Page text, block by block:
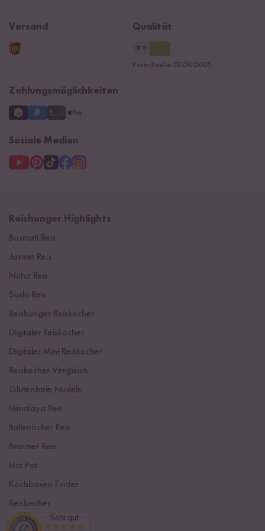
Kontaktformular
Navacopah
Reishunger Gutscheine
B2B
Datenschutzerklärung
Versand Qualität
Kontrollstelle: DE-ÖKO-005
Zahlungsmöglichkeiten
Soziale Medien
Reishunger Highlights
Basmati Reis
Jasmin Reis
Natur Reis
Sushi Reis
Reishunger Reiskocher
Digitaler Reiskocher
Digitaler Mini Reiskocher
Reiskocher Vergleich
Glutenfreie Nudeln
Himalaya Reis
Italienischer Reis
Brauner Reis
Hot Pot
Kochboxen Finder
Reisbecher
Sushi Einsteiger Box
Sehr gut